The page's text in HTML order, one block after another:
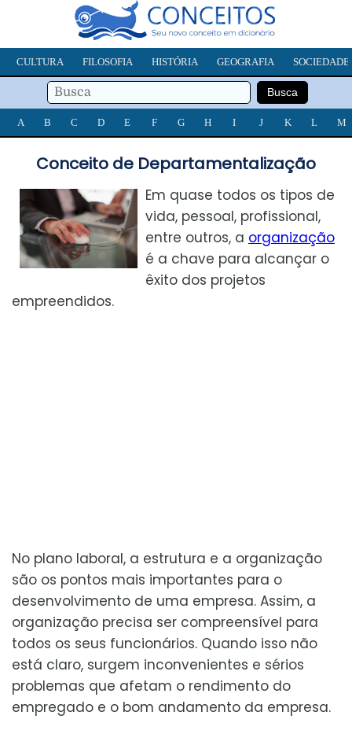
CULTURA FILOSOFIA HISTÓRIA GEOGRAFIA SOCIEDADE
A B C D E F G H I J K L M
Conceito de Departamentalização
Em quase todos os tipos de
vida, pessoal, profissional,
entre outros, a organização
é a chave para alcançar o
êxito dos projetos
empreendidos.
No plano laboral, a estrutura e a organização
são os pontos mais importantes para o
desenvolvimento de uma empresa. Assim, a
organização precisa ser compreensível para
todos os seus funcionários. Quando isso não
está claro, surgem inconvenientes e sérios
problemas que afetam o rendimento do
empregado e o bom andamento da empresa.